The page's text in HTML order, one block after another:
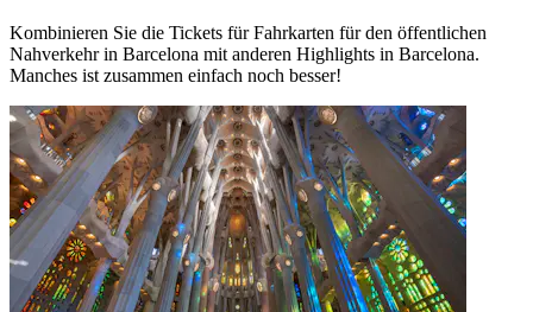
Kombinieren Sie die Tickets für Fahrkarten für den öffentlichen
Nahverkehr in Barcelona mit anderen Highlights in Barcelona.
Manches ist zusammen einfach noch besser!